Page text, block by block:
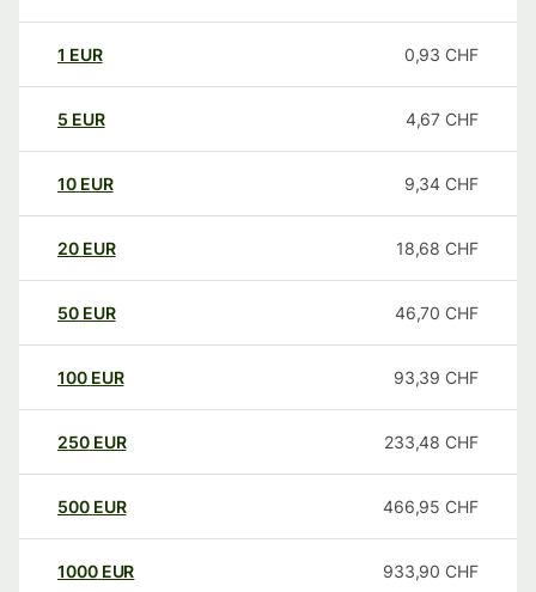
1 EUR 0,93 CHF
5 EUR 4,67 CHF
10 EUR 9,34 CHF
20 EUR 18,68 CHF
50 EUR 46,70 CHF
100 EUR 93,39 CHF
250 EUR 233,48 CHF
500 EUR 466,95 CHF
1000 EUR 933,90 CHF